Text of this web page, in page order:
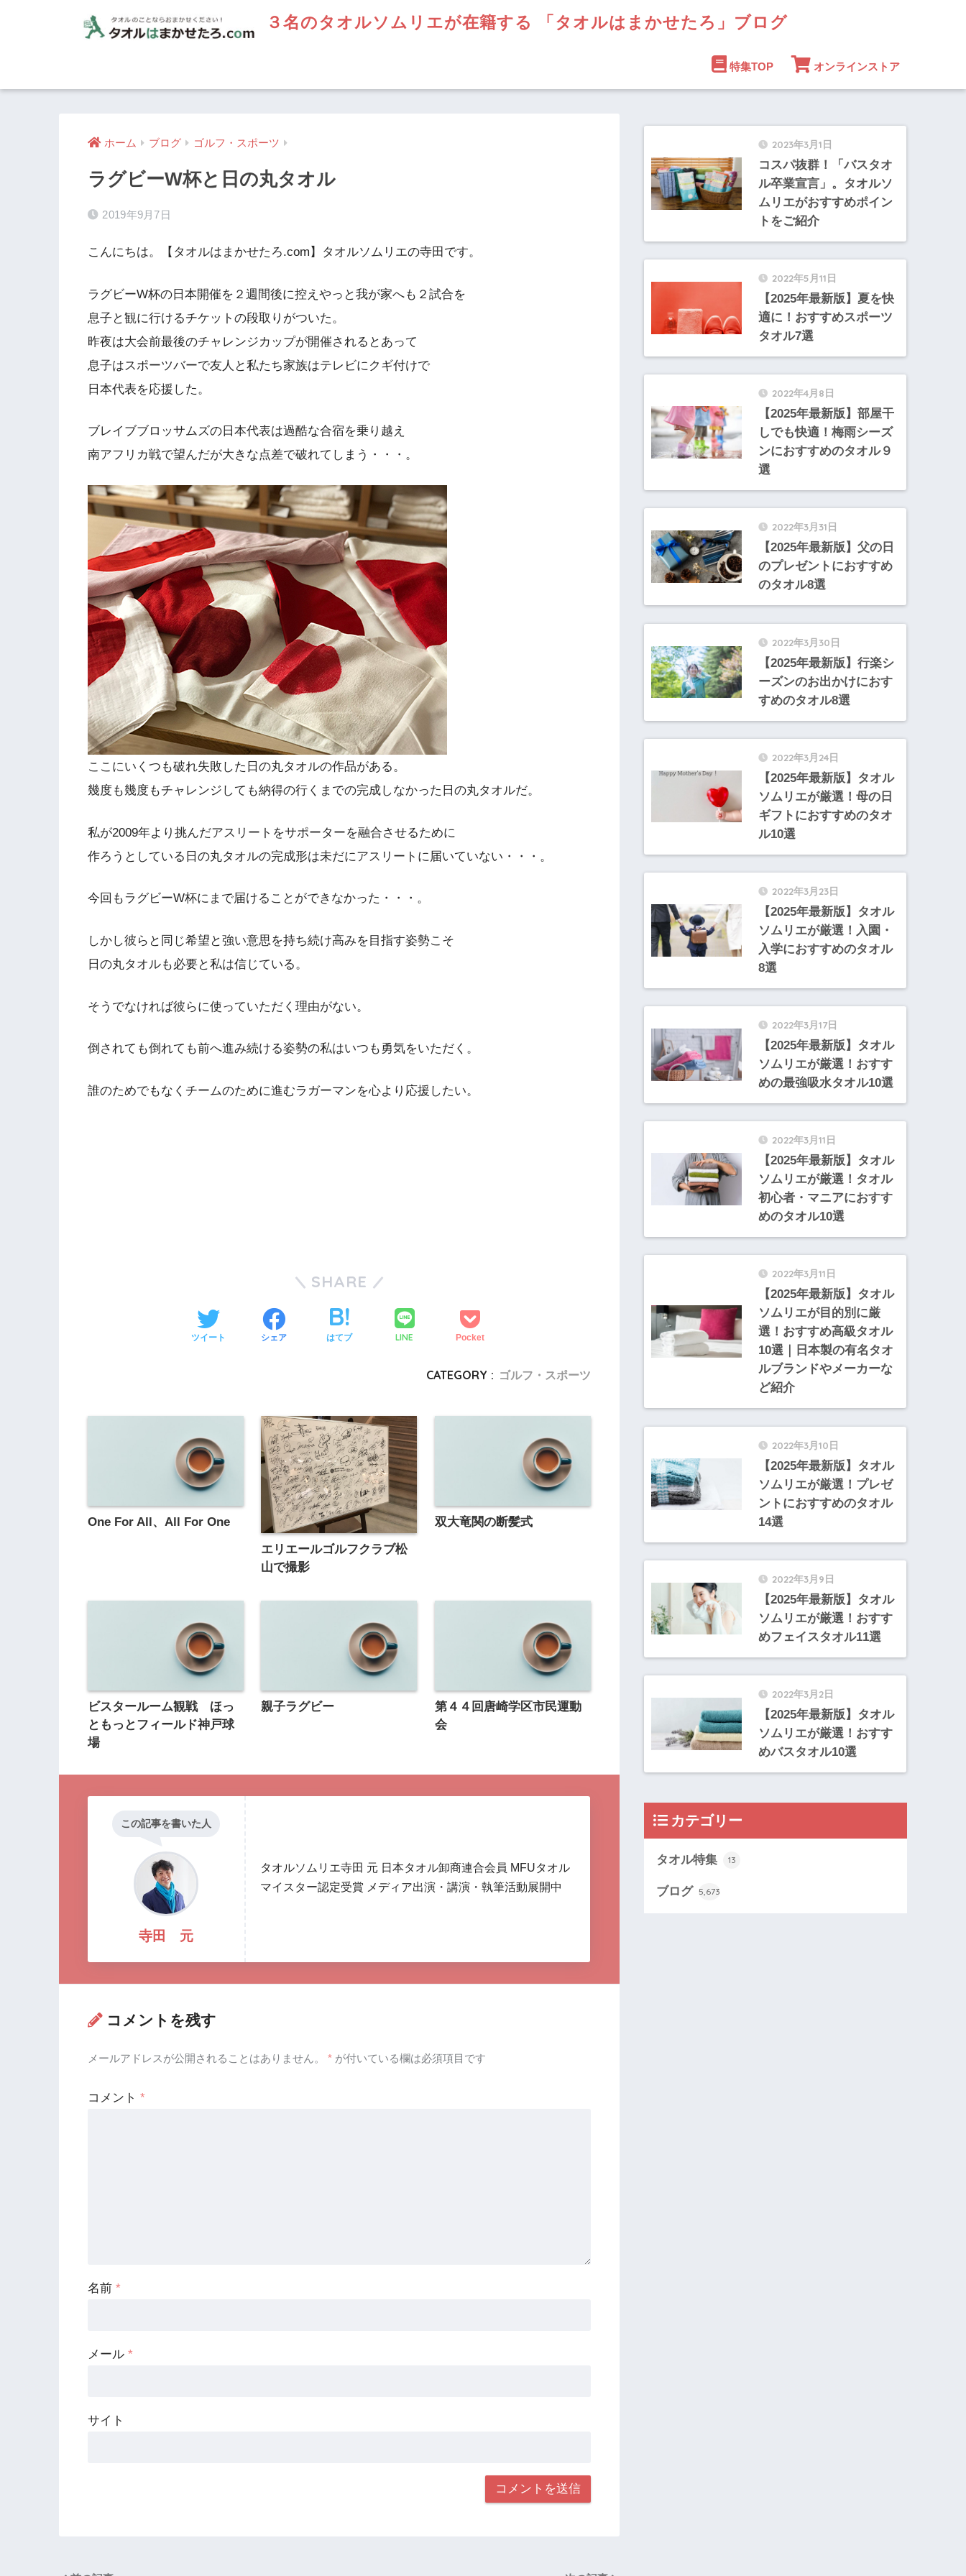
３名のタオルソムリエが在籍する 「タオルはまかせたろ」ブログ
特集TOP オンラインストア
ホーム ブログ ゴルフ・スポーツ
ラグビーW杯と日の丸タオル
2019年9月7日
こんにちは。【タオルはまかせたろ.com】タオルソムリエの寺田です。
ラグビーW杯の日本開催を２週間後に控えやっと我が家へも２試合を
息子と観に行けるチケットの段取りがついた。
昨夜は大会前最後のチャレンジカップが開催されるとあって
息子はスポーツバーで友人と私たち家族はテレビにクギ付けで
日本代表を応援した。
ブレイブブロッサムズの日本代表は過酷な合宿を乗り越え
南アフリカ戦で望んだが大きな点差で破れてしまう・・・。
ここにいくつも破れ失敗した日の丸タオルの作品がある。
幾度も幾度もチャレンジしても納得の行くまでの完成しなかった日の丸タオルだ。
私が2009年より挑んだアスリートをサポーターを融合させるために
作ろうとしている日の丸タオルの完成形は未だにアスリートに届いていない・・・。
今回もラグビーW杯にまで届けることができなかった・・・。
しかし彼らと同じ希望と強い意思を持ち続け高みを目指す姿勢こそ
日の丸タオルも必要と私は信じている。
そうでなければ彼らに使っていただく理由がない。
倒されても倒れても前へ進み続ける姿勢の私はいつも勇気をいただく。
誰のためでもなくチームのために進むラガーマンを心より応援したい。
SHARE
ツイート シェア はてブ LINE Pocket
CATEGORY : ゴルフ・スポーツ
One For All、All For One
エリエールゴルフクラブ松
山で撮影
双大竜関の断髪式
ビスタールーム観戦 ほっ
ともっとフィールド神戸球
場
親子ラグビー
第４４回唐崎学区市民運動
会
この記事を書いた人
寺田 元
タオルソムリエ寺田 元 日本タオル卸商連合会員 MFUタオル
マイスター認定受賞 メディア出演・講演・執筆活動展開中
コメントを残す
メールアドレスが公開されることはありません。 * が付いている欄は必須項目です
コメント *
名前 *
メール *
サイト
2023年3月1日
コスパ抜群！「バスタオ
ル卒業宣言」。タオルソ
ムリエがおすすめポイン
トをご紹介
2022年5月11日
【2025年最新版】夏を快
適に！おすすめスポーツ
タオル7選
2022年4月8日
【2025年最新版】部屋干
しでも快適！梅雨シーズ
ンにおすすめのタオル９
選
2022年3月31日
【2025年最新版】父の日
のプレゼントにおすすめ
のタオル8選
2022年3月30日
【2025年最新版】行楽シ
ーズンのお出かけにおす
すめのタオル8選
2022年3月24日
【2025年最新版】タオル
ソムリエが厳選！母の日
ギフトにおすすめのタオ
ル10選
2022年3月23日
【2025年最新版】タオル
ソムリエが厳選！入園・
入学におすすめのタオル
8選
2022年3月17日
【2025年最新版】タオル
ソムリエが厳選！おすす
めの最強吸水タオル10選
2022年3月11日
【2025年最新版】タオル
ソムリエが厳選！タオル
初心者・マニアにおすす
めのタオル10選
2022年3月11日
【2025年最新版】タオル
ソムリエが目的別に厳
選！おすすめ高級タオル
10選｜日本製の有名タオ
ルブランドやメーカーな
ど紹介
2022年3月10日
【2025年最新版】タオル
ソムリエが厳選！プレゼ
ントにおすすめのタオル
14選
2022年3月9日
【2025年最新版】タオル
ソムリエが厳選！おすす
めフェイスタオル11選
2022年3月2日
【2025年最新版】タオル
ソムリエが厳選！おすす
めバスタオル10選
カテゴリー
タオル特集 13
ブログ 5,673